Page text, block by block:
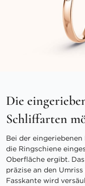
Die
Schliffarten
Bei der
die Ringschiene
Oberfläche ergibt.
präzise an den
Fasskante wird